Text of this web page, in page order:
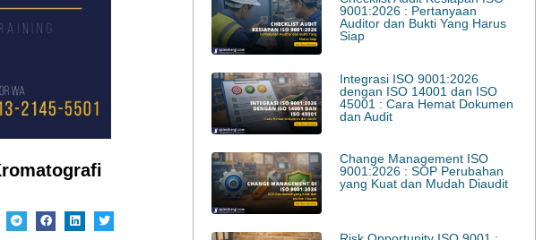
9001:2026 : Pertanyaan
Auditor dan Bukti Yang Harus
Siap
Integrasi ISO 9001:2026
dengan ISO 14001 dan ISO
45001 : Cara Hemat Dokumen
dan Audit
Change Management ISO
9001:2026 : SOP Perubahan
yang Kuat dan Mudah Diaudit